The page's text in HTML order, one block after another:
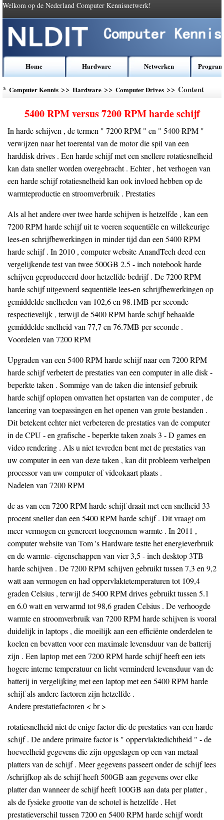
Welkom op de Nederland Computer Kennisnetwerk!
Home Hardware Netwerken
* Computer Kennis >> Hardware >> Computer Drives >> Content
5400 RPM versus 7200 RPM harde schijf
In harde schijven , de termen " 7200 RPM " en " 5400 RPM "
verwijzen naar het toerental van de motor die spil van een
harddisk drives . Een harde schijf met een snellere rotatiesnelheid
kan data sneller worden overgebracht . Echter , het verhogen van
een harde schijf rotatiesnelheid kan ook invloed hebben op de
warmteproductie en stroomverbruik . Prestaties
Als al het andere over twee harde schijven is hetzelfde , kan een
7200 RPM harde schijf uit te voeren sequentiële en willekeurige
lees-en schrijfbewerkingen in minder tijd dan een 5400 RPM
harde schijf . In 2010 , computer website AnandTech deed een
vergelijkende test van twee 500GB 2.5 - inch notebook harde
schijven geproduceerd door hetzelfde bedrijf . De 7200 RPM
harde schijf uitgevoerd sequentiële lees-en schrijfbewerkingen op
gemiddelde snelheden van 102,6 en 98.1MB per seconde
respectievelijk , terwijl de 5400 RPM harde schijf behaalde
gemiddelde snelheid van 77,7 en 76.7MB per seconde .
Voordelen van 7200 RPM
Upgraden van een 5400 RPM harde schijf naar een 7200 RPM
harde schijf verbetert de prestaties van een computer in alle disk -
beperkte taken . Sommige van de taken die intensief gebruik
harde schijf oplopen omvatten het opstarten van de computer , de
lancering van toepassingen en het openen van grote bestanden .
Dit betekent echter niet verbeteren de prestaties van de computer
in de CPU - en grafische - beperkte taken zoals 3 - D games en
video rendering . Als u niet tevreden bent met de prestaties van
uw computer in een van deze taken , kan dit probleem verhelpen
processor van uw computer of videokaart plaats .
Nadelen van 7200 RPM
de as van een 7200 RPM harde schijf draait met een snelheid 33
procent sneller dan een 5400 RPM harde schijf . Dit vraagt ​​om
meer vermogen en genereert toegenomen warmte . In 2011 ,
computer website van Tom 's Hardware testte het energieverbruik
en de warmte- eigenschappen van vier 3,5 - inch desktop 3TB
harde schijven . De 7200 RPM schijven gebruikt tussen 7,3 en 9,2
watt aan vermogen en had oppervlaktetemperaturen tot 109,4
graden Celsius , terwijl de 5400 RPM drives gebruikt tussen 5.1
en 6.0 watt en verwarmd tot 98,6 graden Celsius . De verhoogde
warmte en stroomverbruik van 7200 RPM harde schijven is vooral
duidelijk in laptops , die moeilijk aan een efficiënte onderdelen te
koelen en bevatten voor een maximale levensduur van de batterij
zijn . Een laptop met een 7200 RPM harde schijf heeft een iets
hogere interne temperatuur en licht verminderd levensduur van de
batterij in vergelijking met een laptop met een 5400 RPM harde
schijf als andere factoren zijn hetzelfde .
Andere prestatiefactoren < br >
rotatiesnelheid niet de enige factor die de prestaties van een harde
schijf . De andere primaire factor is " oppervlaktedichtheid " - de
hoeveelheid gegevens die zijn opgeslagen op een van metaal
platters van de schijf . Meer gegevens passeert onder de schijf lees
/schrijfkop als de schijf heeft 500GB aan gegevens over elke
platter dan wanneer de schijf heeft 100GB aan data per platter ,
als de fysieke grootte van de schotel is hetzelfde . Het
prestatieverschil tussen 7200 en 5400 RPM harde schijf wordt